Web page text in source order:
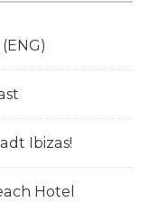
Ibizas!
Hotel